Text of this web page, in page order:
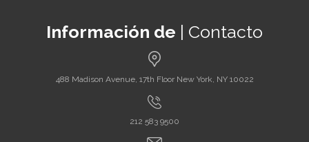
Información de | Contacto
488 Madison Avenue, 17th Floor New York, NY 10022
212 583 9500